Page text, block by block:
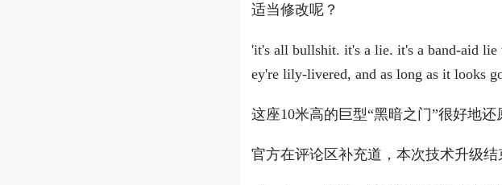
适当修改呢？
'it's all bullshit. it's a lie. it's a band-aid
ey're lily-livered, and as long as it looks
这座10米高的巨型“黑暗之门”很好地还
官方在评论区补充道，本次技术升级结